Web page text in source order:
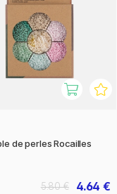
de perles Rocailles
4.64 €
5.80 €